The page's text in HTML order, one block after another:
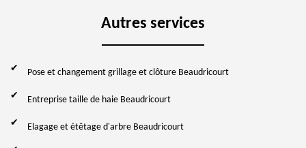
Autres services
Pose et changement grillage et clôture Beaudricourt
Entreprise taille de haie Beaudricourt
Elagage et étêtage d'arbre Beaudricourt